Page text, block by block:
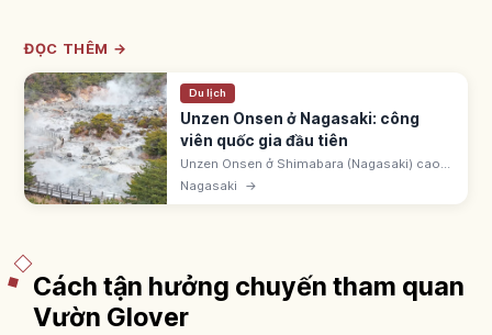
ĐỌC THÊM →
Du lịch
Unzen Onsen ở Nagasaki: công
viên quốc gia đầu tiên
Unzen Onsen ở Shimabara (Nagasaki) cao
~700m, trong Công viên quốc gia Unzen-
Amakusa - công viên quốc gia đầu tiên Nhật
Nagasaki →
Cách tận hưởng chuyến tham quan
Vườn Glover